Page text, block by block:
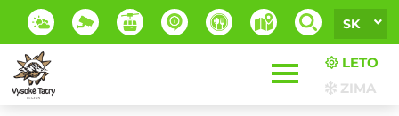
SK
LETO
ZIMA